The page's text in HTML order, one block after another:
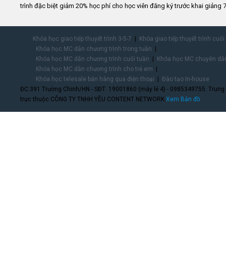
trình đặc biệt giảm 20% học phí cho học viên đăng ký trước khai giảng
Khóa học giao tiếp thuyết trình 3-5-7
Khóa giao tiếp thuyết trình
Khóa học MC dẫn chương trình trong tuần
Khóa học MC dẫn chương trình cuối tuần
Khóa học MC chuyên
Khóa học MC dẫn chương trình cho trẻ em
Khóa học telesale bán hàng qua điện thoại
Đào tạo In-house
ĐC:391 Trường Chinh/HN - SĐT: 19001860 (máy lẻ 4) - 0985349755.
trực thuộc CÔNG TY TNHH YÊU CONTENT NETWORK.Xem Bản đồ